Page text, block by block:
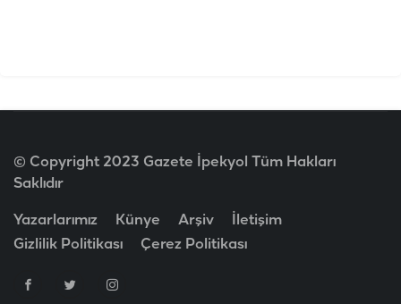
© Copyright 2023 Gazete İpekyol Tüm Hakları
Saklıdır
Yazarlarımız Künye Arşiv
İletişim
Gizlilik Politikası
Çerez Politikası